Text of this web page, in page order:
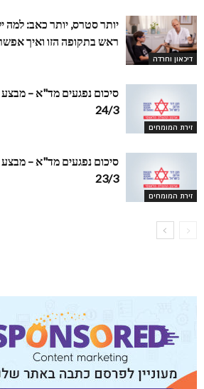
דיכאון וחרדה
יותר סטרס, יותר כאב: למה
ראש בתקופה הזו ואיך
זירת המומחים
סיכום נפגעים מד"א –
24/3
זירת המומחים
סיכום נפגעים מד"א –
23/3